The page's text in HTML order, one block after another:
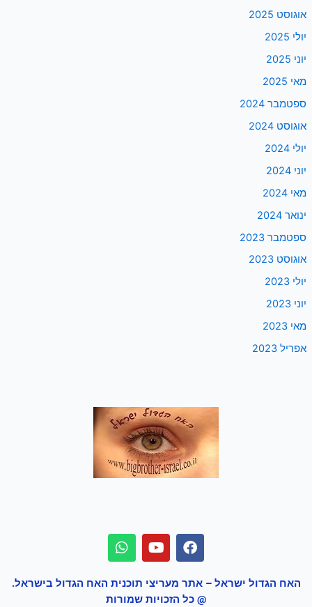
אוגוסט 2025
יולי 2025
יוני 2025
מאי 2025
ספטמבר 2024
אוגוסט 2024
יולי 2024
יוני 2024
מאי 2024
ינואר 2024
ספטמבר 2023
אוגוסט 2023
יולי 2023
יוני 2023
מאי 2023
אפריל 2023
האח הגדול ישראל – אתר מעריצי תוכנית האח הגדול בישראל.
@ כל הזכויות שמורות